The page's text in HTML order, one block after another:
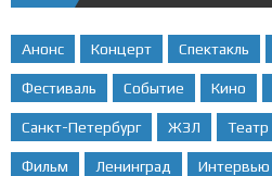
Анонс Концерт Спектакль
Фестиваль Событие Кино
Санкт-Петербург ЖЗЛ Театр
Фильм Ленинград Интервью